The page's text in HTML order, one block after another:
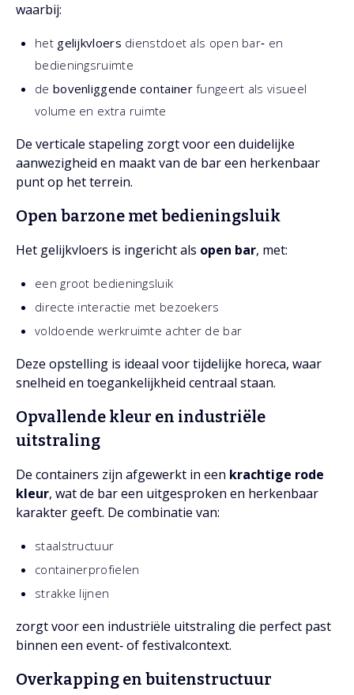
waarbij:
het gelijkvloers dienstdoet als open bar‑ en
bedieningsruimte
de bovenliggende containerfungeert als visueel
volume en extra ruimte
De verticale stapeling zorgt voor een duidelijke
aanwezigheid en maakt van de bar een herkenbaar
punt op het terrein.
Open barzone met bedieningsluik
Het gelijkvloers is ingericht als open bar, met:
een groot bedieningsluik
directe interactie met bezoekers
voldoende werkruimte achter de bar
Deze opstelling is ideaal voor tijdelijke horeca, waar
snelheid en toegankelijkheid centraal staan.
Opvallende kleur en industriële
uitstraling
De containers zijn afgewerkt in een krachtige rode
kleur, wat de bar een uitgesproken en herkenbaar
karakter geeft. De combinatie van:
staalstructuur
containerprofielen
strakke lijnen
zorgt voor een industriële uitstraling die perfect past
binnen een event‑ of festivalcontext.
Overkapping en buitenstructuur